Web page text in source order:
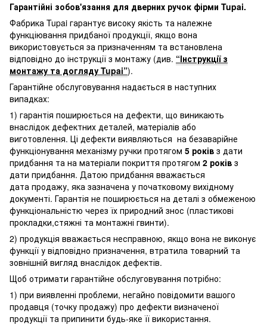
Гарантійні зобов'язання для дверних ручок фірми Tupai.
Фабрика Tupai гарантує високу якість та належне
функціювання придбаної продукції, якщо вона
використовується за призначенням та встановлена
відповідно до інструкції з монтажу (див. “Інструкції з
монтажу та догляду Tupai”).
Гарантійне обслуговування надається в наступних
випадках:
1) гарантія поширюється на дефекти, що виникають
внаслідок дефектних деталей, матеріалів або
виготовлення. Ці дефекти виявляються на безаварійне
функціонування механізму ручки протягом 5 років з дати
придбання та на матеріали покриття протягом 2 років з
дати придбання. Датою придбання вважається
дата продажу, яка зазначена у початковому вихідному
документі. Гарантія не поширюється на деталі з обмеженою
функціональністю через їх природний знос (пластикові
прокладки,стяжні та монтажні гвинти).
2) продукція вважається несправною, якщо вона не виконує
функції у відповідно призначення, втратила товарний та
зовнішній вигляд внаслідок дефектів.
Щоб отримати гарантійне обслуговування потрібно:
1) при виявленні проблеми, негайно повідомити вашого
продавця (точку продажу) про дефекти визначеної
продукції та припинити будь-яке її використання.